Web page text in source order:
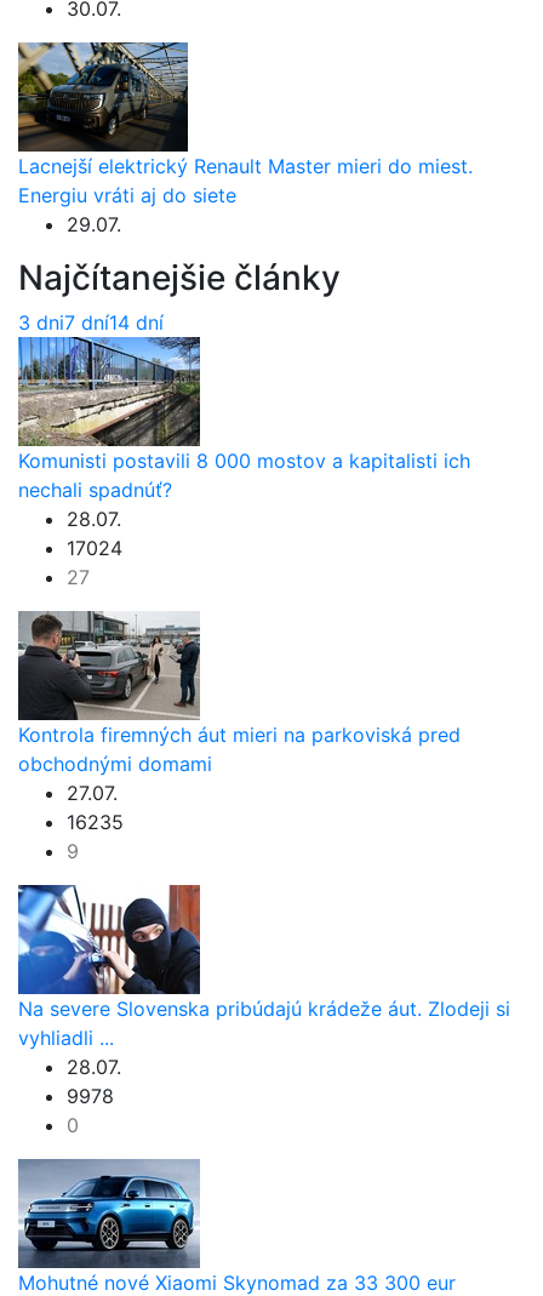
30.07.
Lacnejší elektrický Renault Master mieri do miest.
Energiu vráti aj do siete
29.07.
Najčítanejšie články
3 dni7 dní14 dní
Komunisti postavili 8 000 mostov a kapitalisti ich
nechali spadnúť?
28.07.
17024
27
Kontrola firemných áut mieri na parkoviská pred
obchodnými domami
27.07.
16235
9
Na severe Slovenska pribúdajú krádeže áut. Zlodeji si
vyhliadli ...
28.07.
9978
0
Mohutné nové Xiaomi Skynomad za 33 300 eur